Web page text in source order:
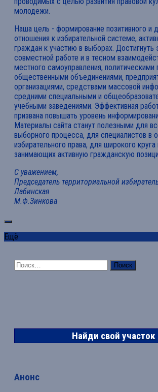
молодежи.
Наша цель - формирование позитивного и
отношения к избирательной системе,
граждан к участию в выборах. Достигнуть
совместной работе и в тесном
местного самоуправления, политическими
общественными объединениями,
организациями, средствами массовой
средними специальными и
учебными заведениями. Эффективная
призвана повышать уровень
Материалы сайта станут полезными для
выборного процесса, для специалистов в
избирательного права, для широкого круга
занимающих активную гражданскую
С уважением,
Председатель территориальной
Лабинская
М.Ф.Зинкова
Ещё
Найти:
Найди свой участок
Анонс